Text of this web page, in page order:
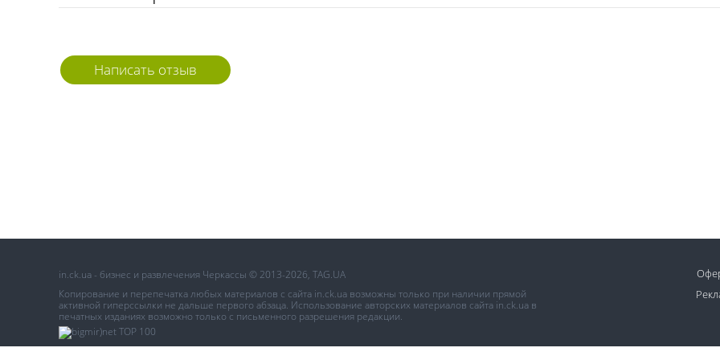
Написать отзыв
in.ck.ua - бизнес и развлечения Черкассы © 2013-2026, TAG.UA
Копирование и перепечатка любых материалов с сайта in.ck.ua возможны только при наличии прямой
активной гиперссылки не дальше первого абзаца. Использование авторских материалов сайта in.ck.ua в
печатных изданиях возможно только с письменного разрешения редакции.